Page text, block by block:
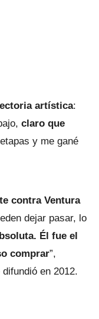
artística:
claro que
y me gané
contra Ventura
dejar pasar, lo
Él fue el
comprar”,
en 2012.